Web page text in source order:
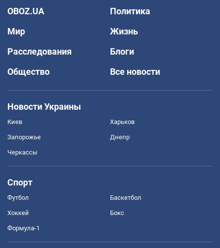
OBOZ.UA
Политика
Мир
Жизнь
Расследования
Блоги
Общество
Все новости
Новости Украины
Киев Харьков
Запорожье Днепр
Черкассы
Спорт
Футбол Баскетбол
Хоккей Бокс
Формула-1